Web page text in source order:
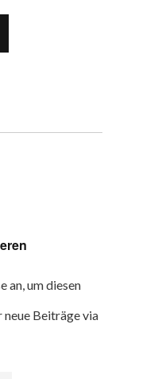
an, um diesen
Beiträge via